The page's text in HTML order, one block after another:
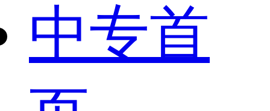
中专首